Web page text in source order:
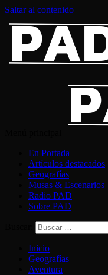
Saltar al contenido
En Portada
Artículos destacados
Geografías
Musas & Escenarios
Radio PAD
Sobre PAD
Inicio
Geografías
Aventura